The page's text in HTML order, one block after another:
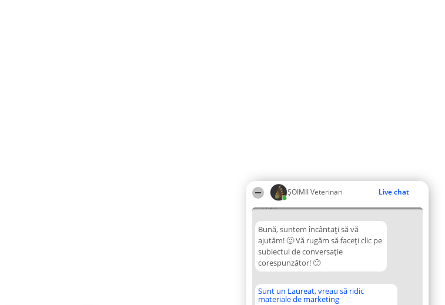
ȘOIMII Veterinari Live chat
11:25
Bună, suntem încântați să vă
ajutăm! 🙂 Vă rugăm să faceți clic pe
subiectul de conversație
corespunzător! 🙂
Sunt un Laureat, vreau să ridic
materiale de marketing